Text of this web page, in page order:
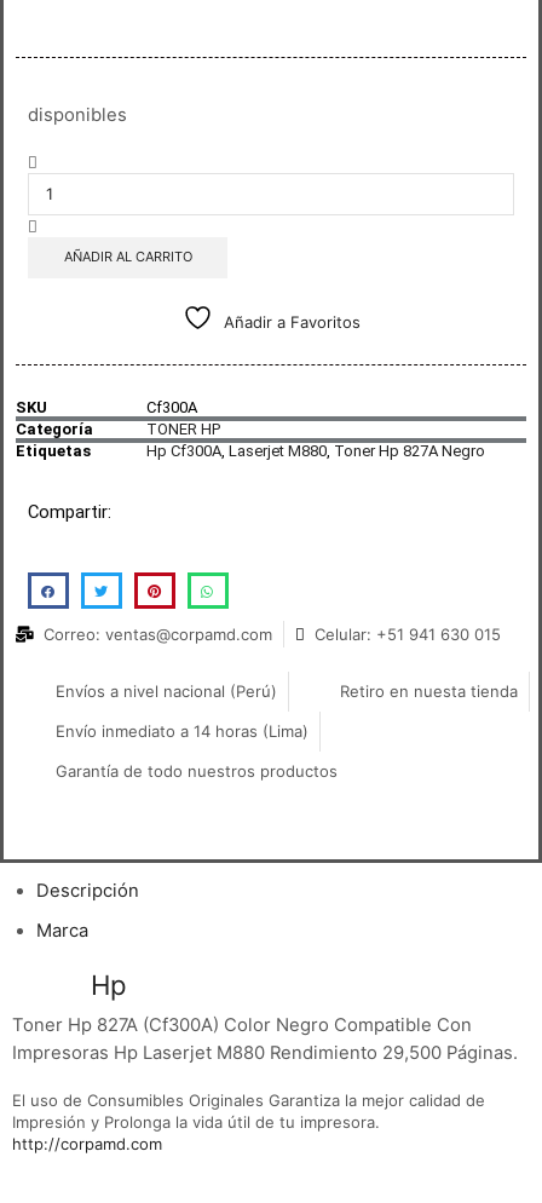
disponibles
AÑADIR AL CARRITO
Añadir a Favoritos
SKU
Cf300A
Categoría
TONER HP
Etiquetas
Hp Cf300A Laserjet M880 Toner Hp 827A Negro
Compartir:
Correo: ventas@corpamd.com Celular: +51 941 630 015
Envíos a nivel nacional (Perú) Retiro en nuesta tienda
Envío inmediato a 14 horas (Lima)
Garantía de todo nuestros productos
Descripción
Marca
Hp
Toner Hp 827A (Cf300A) Color Negro Compatible Con
Impresoras Hp Laserjet M880 Rendimiento 29,500 Páginas.
El uso de Consumibles Originales Garantiza la mejor calidad de
Impresión y Prolonga la vida útil de tu impresora.
http://corpamd.com